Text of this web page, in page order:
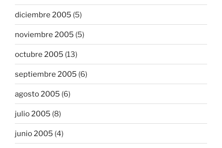
diciembre 2005 (5)
noviembre 2005 (5)
octubre 2005 (13)
septiembre 2005 (6)
agosto 2005 (6)
julio 2005 (8)
junio 2005 (4)